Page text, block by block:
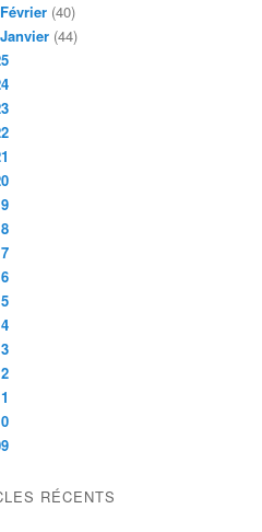
Février (40)
Janvier (44)
RÉCENTS